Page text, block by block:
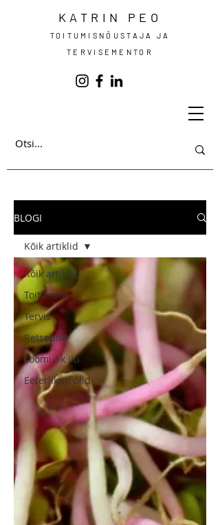
KATRIN PEO
TOITUMISNÕUSTAJA JA
TERVISEMENTOR
BLOGI
Kõik artiklid
Toitumine
Tervis
Retseptid
Loomulik ilu
Eeterlikud õlid
Kõik artiklid